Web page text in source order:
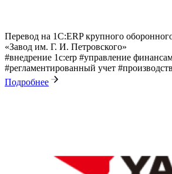
Перевод на 1С:ERP крупного
«Завод им. Г. И. Петровского»
#внедрение 1с:erp #управление
#регламентированный учет
Подробнее